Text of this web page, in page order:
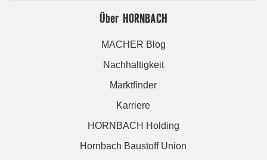
Über HORNBACH
MACHER Blog
Nachhaltigkeit
Marktfinder
Karriere
HORNBACH Holding
Hornbach Baustoff Union